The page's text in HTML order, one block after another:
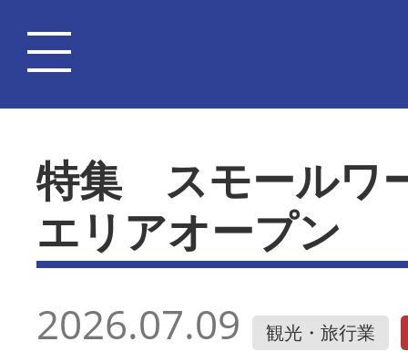
特集 スモールワ
エリアオープン
2026.07.09 観光・旅行業